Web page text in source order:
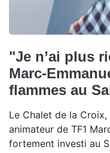
"Je n’ai plus
Marc-
flammes au
Le Chalet de la Croix,
animateur de TF1
fortement investi au